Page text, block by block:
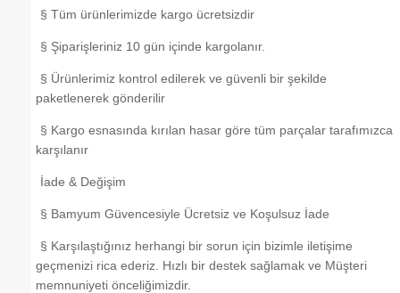
§ Tüm ürünlerimizde kargo ücretsizdir
§ Şiparişleriniz 10 gün içinde kargolanır.
§ Ürünlerimiz kontrol edilerek ve güvenli bir şekilde
paketlenerek gönderilir
§ Kargo esnasında kırılan hasar göre tüm parçalar tarafımızca
karşılanır
İade & Değişim
§ Bamyum Güvencesiyle Ücretsiz ve Koşulsuz İade
§ Karşılaştığınız herhangi bir sorun için bizimle iletişime
geçmenizi rica ederiz. Hızlı bir destek sağlamak ve Müşteri
memnuniyeti önceliğimizdir.